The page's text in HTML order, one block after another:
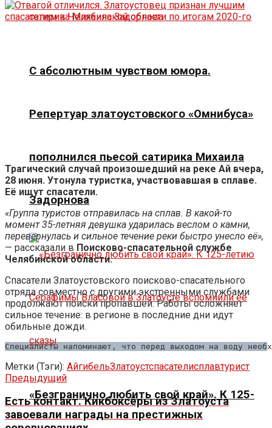
С абсолютным чувством юмора.
Репертуар златоустовского «Омнибуса»
пополнился пьесой сатирика Михаила
Задорнова
«Безгранично любить свой край». К 125-
Трагический случай произошедший на реке Ай вчера,
28 июня. Утонула туристка, участвовавшая в сплаве.
Её ищут спасатели.
«Группа туристов отправилась на сплав. В какой-то
момент 35-летняя девушка ударилась веслом о камни,
перевернулась и сильное течение реки быстро унесло её»,
— рассказали в Поисково-спасательной службе
Челябинской области.
Спасатели Златоустовского поисково-спасательного
отряда совместно с другими экстренными службами
продолжают поиски пропавшей. Работы осложняет
сильное течение: в регионе в последние дни идут
обильные дожди.
Cпециалисты напоминают, что перед выходом на воду
Метки (Тэги): АйгибельЗлатоустспасателисплавтурист
Предыдущий
Есть контакт. Кикбоксёры из Златоуста
завоевали награды на престижных